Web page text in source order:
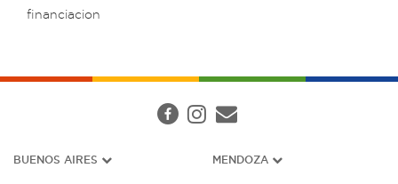
financiacion
BUENOS AIRES MENDOZA